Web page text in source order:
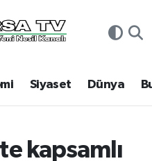
Siyaset Dünya
kapsamlı